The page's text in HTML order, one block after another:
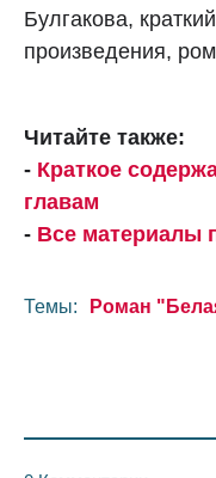
Булгакова,
произведения,
Читайте также:
- Краткое
главам
- Все материалы
Темы: Роман